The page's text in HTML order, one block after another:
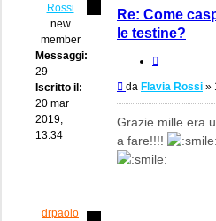
Rossi
new
member
Messaggi:
29
Iscritto il:
20 mar
2019,
13:34
Re: Come
le testine?
Messaggio
da Flavia Rossi »
Grazie mille era
a fare!!!!
drpaolo